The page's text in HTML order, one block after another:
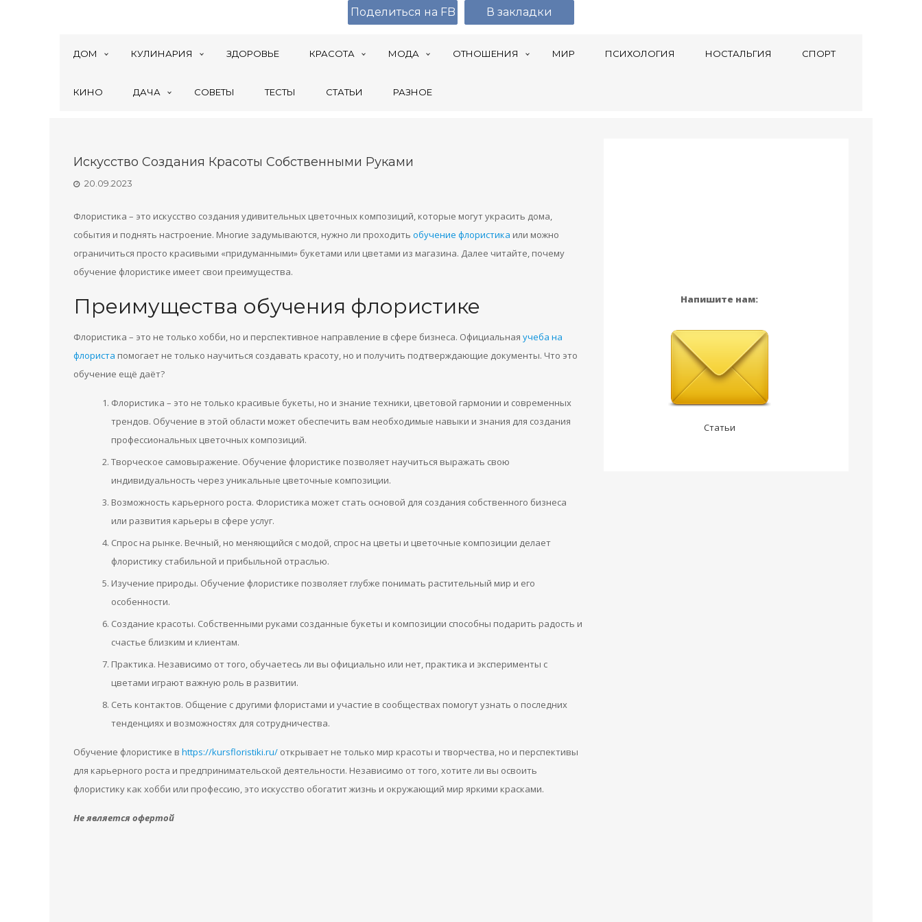
ДОМ КУЛИНАРИЯ ЗДОРОВЬЕ КРАСОТА МОДА ОТНОШЕНИЯ МИР ПСИХОЛОГИЯ НОСТАЛЬГИЯ СПОРТ
КИНО ДАЧА СОВЕТЫ ТЕСТЫ СТАТЬИ РАЗНОЕ
Искусство Создания Красоты Собственными Руками
20.09.2023
Флористика – это искусство создания удивительных цветочных композиций, которые могут украсить дома,
события и поднять настроение. Многие задумываются, нужно ли проходить обучение флористика или можно
ограничиться просто красивыми «придуманными» букетами или цветами из магазина. Далее читайте, почему
обучение флористике имеет свои преимущества.
Преимущества обучения флористике
Флористика – это не только хобби, но и перспективное направление в сфере бизнеса. Официальная учеба на
флориста помогает не только научиться создавать красоту, но и получить подтверждающие документы. Что это
обучение ещё даёт?
Флористика – это не только красивые букеты, но и знание техники, цветовой гармонии и современных
трендов. Обучение в этой области может обеспечить вам необходимые навыки и знания для создания
профессиональных цветочных композиций.
Творческое самовыражение. Обучение флористике позволяет научиться выражать свою
индивидуальность через уникальные цветочные композиции.
Возможность карьерного роста. Флористика может стать основой для создания собственного бизнеса
или развития карьеры в сфере услуг.
Спрос на рынке. Вечный, но меняющийся с модой, спрос на цветы и цветочные композиции делает
флористику стабильной и прибыльной отраслью.
Изучение природы. Обучение флористике позволяет глубже понимать растительный мир и его
особенности.
Создание красоты. Собственными руками созданные букеты и композиции способны подарить радость и
счастье близким и клиентам.
Практика. Независимо от того, обучаетесь ли вы официально или нет, практика и эксперименты с
цветами играют важную роль в развитии.
Сеть контактов. Общение с другими флористами и участие в сообществах помогут узнать о последних
тенденциях и возможностях для сотрудничества.
Обучение флористике в https://kursfloristiki.ru/ открывает не только мир красоты и творчества, но и перспективы
для карьерного роста и предпринимательской деятельности. Независимо от того, хотите ли вы освоить
флористику как хобби или профессию, это искусство обогатит жизнь и окружающий мир яркими красками.
Не является офертой
Напишите нам:
Статьи
Поделиться на FB В закладки